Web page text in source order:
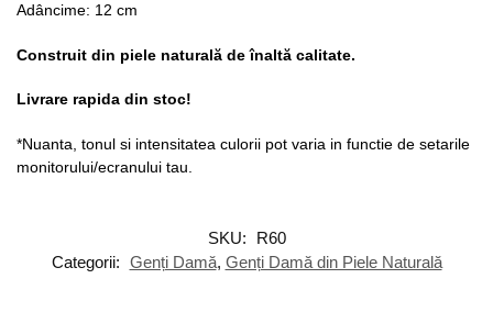
Adâncime: 12 cm
Construit din piele naturală de înaltă calitate.
Livrare rapida din stoc!
*Nuanta, tonul si intensitatea culorii pot varia in functie de setarile
monitorului/ecranului tau.
SKU:
R60
Categorii: Genți Damă, Genți Damă din Piele Naturală